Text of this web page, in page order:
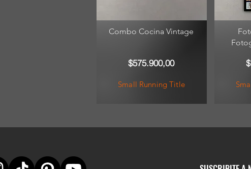
Combo Cocina Vintage
$575.900,00
Small Running Title